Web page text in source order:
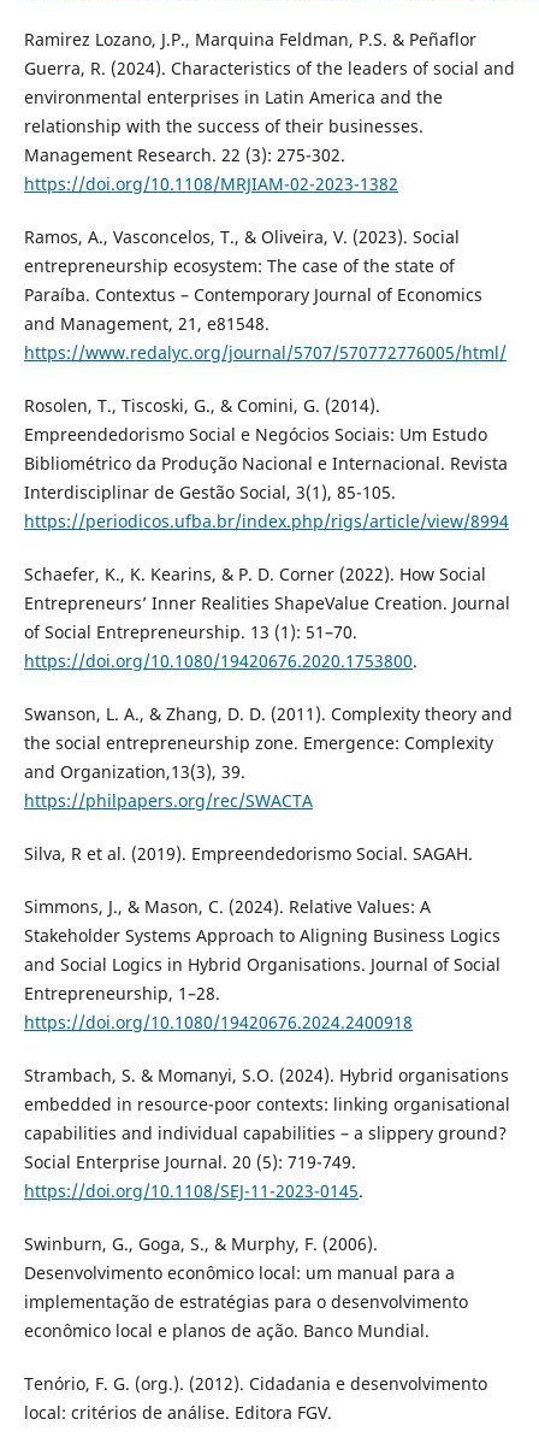
Ramirez Lozano, J.P., Marquina Feldman, P.S. & Peñaflor
Guerra, R. (2024). Characteristics of the leaders of social and
environmental enterprises in Latin America and the
relationship with the success of their businesses.
Management Research. 22 (3): 275-302.
https://doi.org/10.1108/MRJIAM-02-2023-1382
Ramos, A., Vasconcelos, T., & Oliveira, V. (2023). Social
entrepreneurship ecosystem: The case of the state of
Paraíba. Contextus – Contemporary Journal of Economics
and Management, 21, e81548.
https://www.redalyc.org/journal/5707/570772776005/html/
Rosolen, T., Tiscoski, G., & Comini, G. (2014).
Empreendedorismo Social e Negócios Sociais: Um Estudo
Bibliométrico da Produção Nacional e Internacional. Revista
Interdisciplinar de Gestão Social, 3(1), 85-105.
https://periodicos.ufba.br/index.php/rigs/article/view/8994
Schaefer, K., K. Kearins, & P. D. Corner (2022). How Social
Entrepreneurs’ Inner Realities ShapeValue Creation. Journal
of Social Entrepreneurship. 13 (1): 51–70.
https://doi.org/10.1080/19420676.2020.1753800.
Swanson, L. A., & Zhang, D. D. (2011). Complexity theory and
the social entrepreneurship zone. Emergence: Complexity
and Organization,13(3), 39.
https://philpapers.org/rec/SWACTA
Silva, R et al. (2019). Empreendedorismo Social. SAGAH.
Simmons, J., & Mason, C. (2024). Relative Values: A
Stakeholder Systems Approach to Aligning Business Logics
and Social Logics in Hybrid Organisations. Journal of Social
Entrepreneurship, 1–28.
https://doi.org/10.1080/19420676.2024.2400918
Strambach, S. & Momanyi, S.O. (2024). Hybrid organisations
embedded in resource-poor contexts: linking organisational
capabilities and individual capabilities – a slippery ground?
Social Enterprise Journal. 20 (5): 719-749.
https://doi.org/10.1108/SEJ-11-2023-0145.
Swinburn, G., Goga, S., & Murphy, F. (2006).
Desenvolvimento econômico local: um manual para a
implementação de estratégias para o desenvolvimento
econômico local e planos de ação. Banco Mundial.
Tenório, F. G. (org.). (2012). Cidadania e desenvolvimento
local: critérios de análise. Editora FGV.